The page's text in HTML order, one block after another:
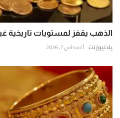
الذهب يقفز لمستويات تاريخية غير
يلا نيوز نت أغسطس 7, 2026